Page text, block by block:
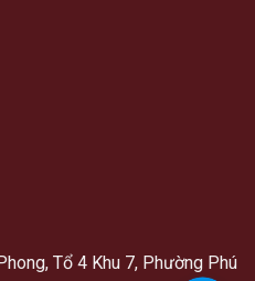
Tổ 4 Khu 7, Phường Phú